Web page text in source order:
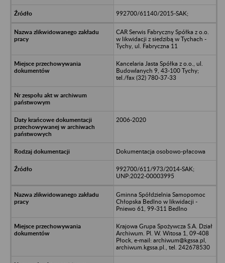
992700/61140/2015-SAK;
CAR Serwis Fabryczny Spółka z o.o.
w likwidacji z siedzibą w Tychach -
Tychy, ul. Fabryczna 11
Kancelaria Jasta Spółka z o.o., ul.
Budowlanych 9, 43-100 Tychy;
tel./fax (32) 780-37-33
2006-2020
Dokumentacja osobowo-płacowa
992700/611/973/2014-SAK;
UNP:2022-00003995
Gminna Spółdzielnia Samopomoc
Chłopska Bedlno w likwidacji -
Pniewo 61, 99-311 Bedlno
Krajowa Grupa Spożywcza S.A. Dział
Archiwum. Pl. W. Witosa 1, 09-408
Płock, e-mail: archiwum@kgssa.pl,
archiwum.kgssa.pl., tel. 242678530